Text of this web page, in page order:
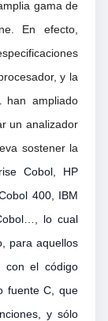
gama de
En efecto,
y la
han ampliado
un analizador
sostener la
Cobol, HP
400, IBM
lo cual
para aquellos
con el código
fuente C, que
y sólo